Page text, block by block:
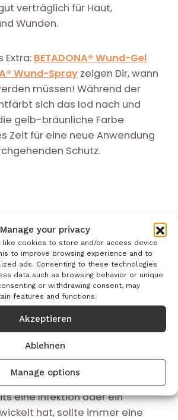
Manage your privacy
like cookies to store and/or access device
to improve browsing experience and to
ads. Consenting to these technologies
data such as browsing behavior or unique
or withdrawing consent, may
features and functions.
Akzeptieren
Ablehnen
Manage options
verträglich für Haut,
Wunden.
Extra: BETADONA® Wund-Gel
Wund-Spray zeigen Dir, wann
müssen! Während der
sich das Iod nach und
gelb-bräunliche Farbe
Zeit für eine neue Anwendung
Schutz.
Fußpflege kann auch
Therapie sinnvoll sein.
medizinische
oder
zu verhindern, bevor
Sie wird vor allem
wenn bereits erhöhte Risiken
bestehen.
eine Infektion oder ein
hat, sollte immer eine